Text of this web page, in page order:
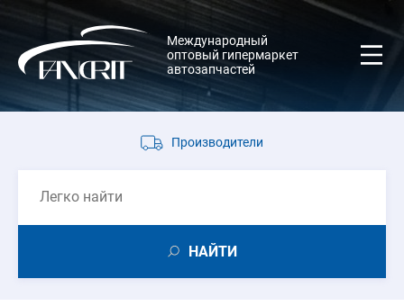
Международный
оптовый гипермаркет
автозапчастей
Производители
НАЙТИ